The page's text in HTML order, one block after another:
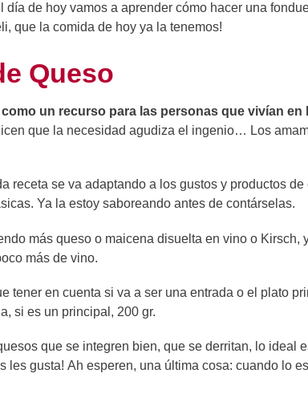
de hoy vamos a aprender cómo hacer una
que la comida de hoy ya la tenemos!
Queso
un recurso para las personas que vivían en
que la necesidad agudiza el ingenio… Los
receta se va adaptando a los gustos y productos de
Ya la estoy saboreando antes de contárselas.
más queso o maicena disuelta en vino o Kirsch,
más de vino.
tener en cuenta si va a ser una entrada o el plato
si es un principal, 200 gr.
que se integren bien, que se derritan, lo ideal
les gusta! Ah esperen, una última cosa: cuando lo